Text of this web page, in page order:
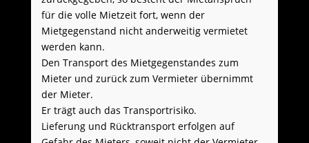
für die volle Mietzeit fort, wenn der
Mietgegenstand nicht anderweitig vermietet
werden kann.
Den Transport des Mietgegenstandes zum
Mieter und zurück zum Vermieter übernimmt
der Mieter.
Er trägt auch das Transportrisiko.
Lieferung und Rücktransport erfolgen auf